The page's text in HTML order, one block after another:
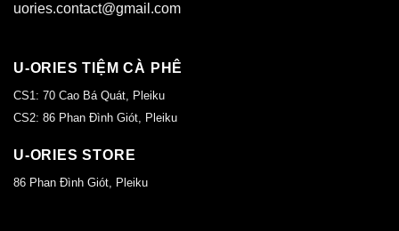
uories.contact@gmail.com
U-ORIES TIỆM CÀ PHÊ
CS1: 70 Cao Bá Quát, Pleiku
CS2: 86 Phan Đình Giót, Pleiku
U-ORIES STORE
86 Phan Đình Giót, Pleiku